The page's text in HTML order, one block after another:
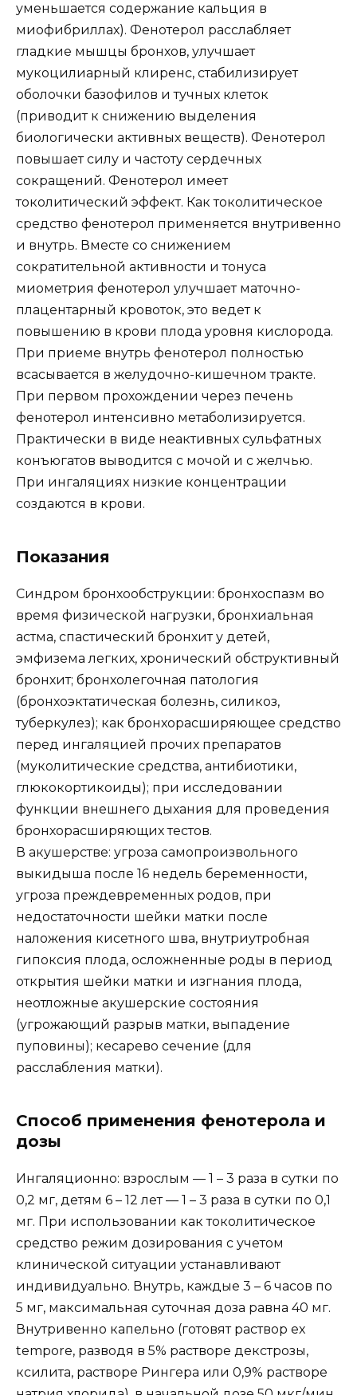
уменьшается содержание кальция в
миофибриллах). Фенотерол расслабляет
гладкие мышцы бронхов, улучшает
мукоцилиарный клиренс, стабилизирует
оболочки базофилов и тучных клеток
(приводит к снижению выделения
биологически активных веществ). Фенотерол
повышает силу и частоту сердечных
сокращений. Фенотерол имеет
токолитический эффект. Как токолитическое
средство фенотерол применяется внутривенно
и внутрь. Вместе со снижением
сократительной активности и тонуса
миометрия фенотерол улучшает маточно-
плацентарный кровоток, это ведет к
повышению в крови плода уровня кислорода.
При приеме внутрь фенотерол полностью
всасывается в желудочно-кишечном тракте.
При первом прохождении через печень
фенотерол интенсивно метаболизируется.
Практически в виде неактивных сульфатных
конъюгатов выводится с мочой и с желчью.
При ингаляциях низкие концентрации
создаются в крови.
Показания
Синдром бронхообструкции: бронхоспазм во
время физической нагрузки, бронхиальная
астма, спастический бронхит у детей,
эмфизема легких, хронический обструктивный
бронхит; бронхолегочная патология
(бронхоэктатическая болезнь, силикоз,
туберкулез); как бронхорасширяющее средство
перед ингаляцией прочих препаратов
(муколитические средства, антибиотики,
глюкокортикоиды); при исследовании
функции внешнего дыхания для проведения
бронхорасширяющих тестов.
В акушерстве: угроза самопроизвольного
выкидыша после 16 недель беременности,
угроза преждевременных родов, при
недостаточности шейки матки после
наложения кисетного шва, внутриутробная
гипоксия плода, осложненные роды в период
открытия шейки матки и изгнания плода,
неотложные акушерские состояния
(угрожающий разрыв матки, выпадение
пуповины); кесарево сечение (для
расслабления матки).
Способ применения фенотерола и
дозы
Ингаляционно: взрослым — 1 – 3 раза в сутки по
0,2 мг, детям 6 – 12 лет — 1 – 3 раза в сутки по 0,1
мг. При использовании как токолитическое
средство режим дозирования с учетом
клинической ситуации устанавливают
индивидуально. Внутрь, каждые 3 – 6 часов по
5 мг, максимальная суточная доза равна 40 мг.
Внутривенно капельно (готовят раствор ex
tempore, разводя в 5% растворе декстрозы,
ксилита, растворе Рингера или 0,9% растворе